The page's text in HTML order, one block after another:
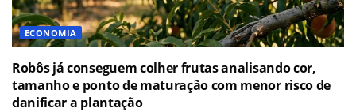
ECONOMIA
Robôs já conseguem colher frutas analisando cor,
tamanho e ponto de maturação com menor risco de
danificar a plantação